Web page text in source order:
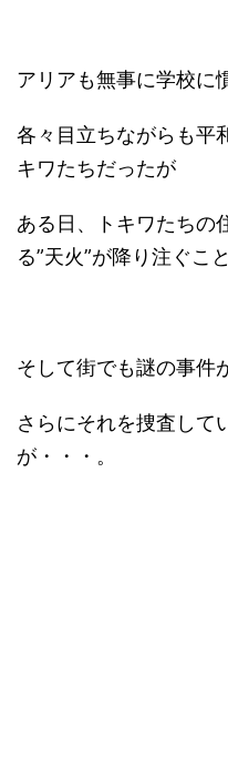
アリアも無事に学校に
各々目立ちながらも平
キワたちだったが
ある日、トキワたちの
る”天火”が降り注ぐこと
そして街でも謎の事件
さらにそれを捜査して
が・・・。